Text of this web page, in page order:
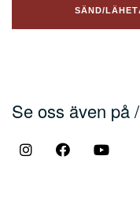
Se oss även på